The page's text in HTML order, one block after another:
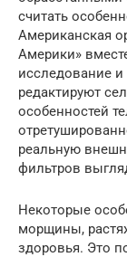
считать
Американская
Америки»
исследование
редактируют
особенностей
реальную
фильтров
Некоторые
морщины,
здоровья. Это